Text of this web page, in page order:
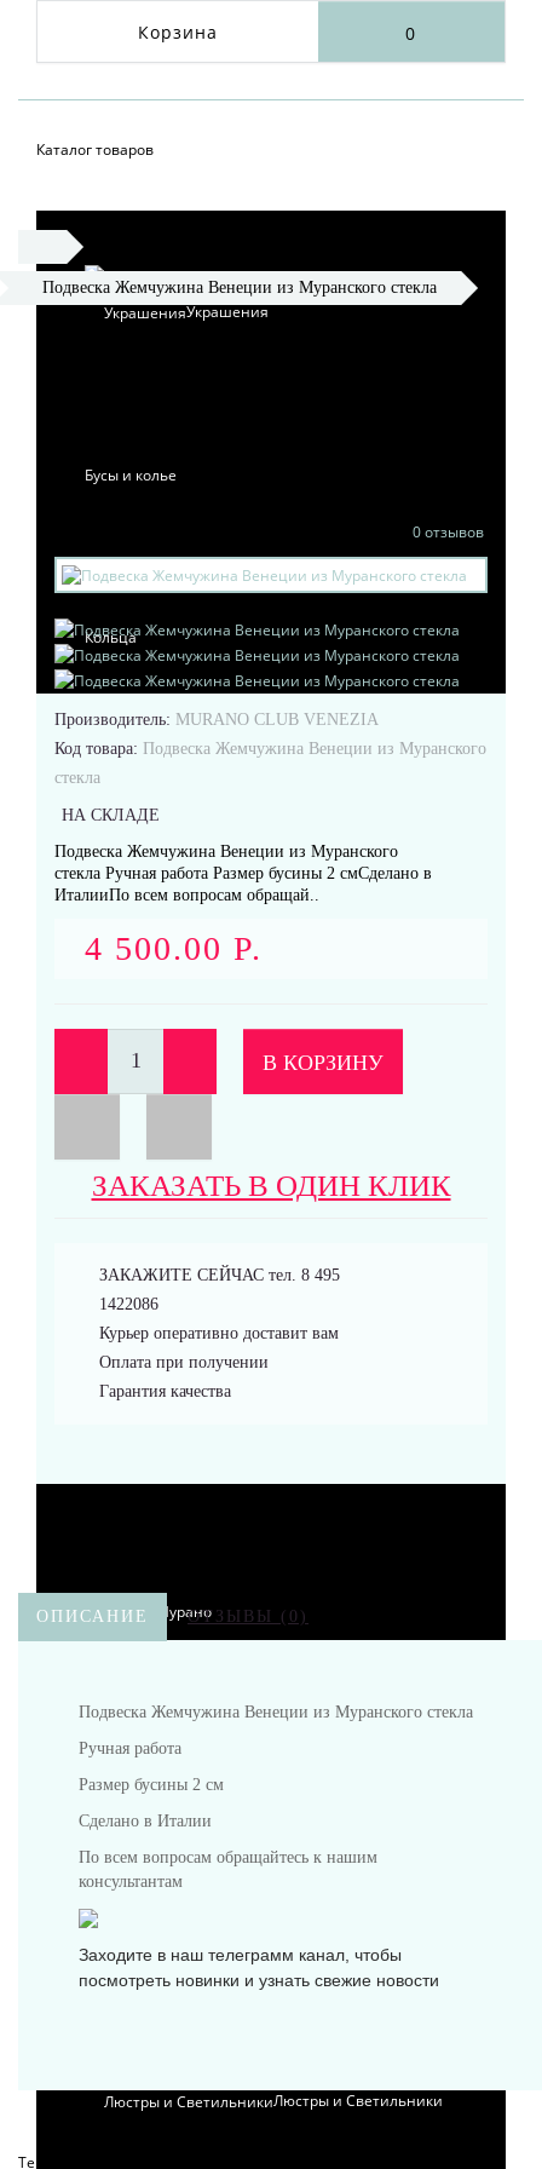
Корзина 0
Каталог товаров
Украшения
Бусы и колье
Кольца
Серьги
Аксессуары
Кувшины Мурано
Люстры и Светильники
Подвеска Жемчужина Венеции из Муранского стекла
0 отзывов
Производитель: MURANO CLUB VENEZIA
Код товара: Подвеска Жемчужина Венеции из Муранского
стекла
НА СКЛАДЕ
Подвеска Жемчужина Венеции из Муранского
стекла Ручная работа Размер бусины 2 смСделано в
ИталииПо всем вопросам обращай..
4 500.00 Р.
В КОРЗИНУ
ЗАКАЗАТЬ В ОДИН КЛИК
ЗАКАЖИТЕ СЕЙЧАС тел. 8 495
1422086
Курьер оперативно доставит вам
Оплата при получении
Гарантия качества
ОПИСАНИЕ ОТЗЫВЫ (0)
Подвеска Жемчужина Венеции из Муранского стекла
Ручная работа
Размер бусины 2 см
Сделано в Италии
По всем вопросам обращайтесь к нашим
консультантам
Заходите в наш телеграмм канал, чтобы
посмотреть новинки и узнать свежие новости
Теги: